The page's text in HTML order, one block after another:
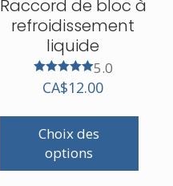
Raccord de bloc à
refroidissement
liquide
Note
5.00
5.0
CA$12.00
Choix des
options